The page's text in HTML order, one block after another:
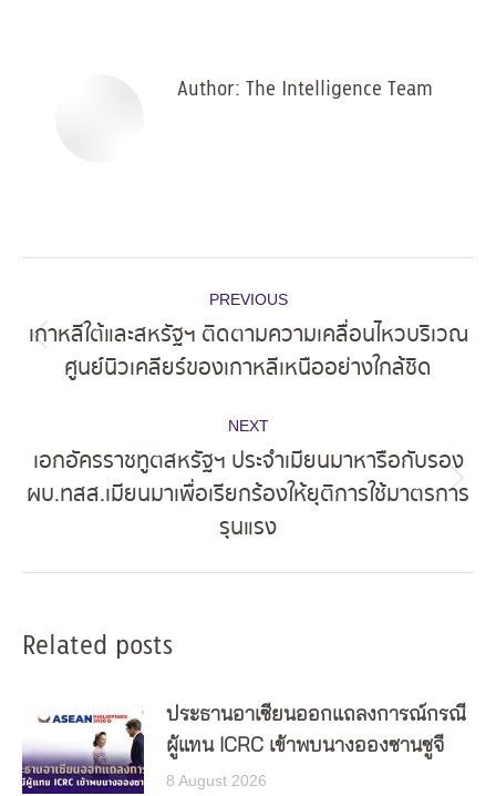
Author: The Intelligence Team
navigation
PREVIOUS
post:
เกาหลีใต้และสหรัฐฯ ติดตามความเคลื่อนไหวบริเวณ
ศูนย์นิวเคลียร์ของเกาหลีเหนืออย่างใกล้ชิด
NEXT
Next
post:
เอกอัครราชทูตสหรัฐฯ ประจำเมียนมาหารือกับรอง
ผบ.ทสส.เมียนมาเพื่อเรียกร้องให้ยุติการใช้มาตรการ
รุนแรง
Related posts
ประธานอาเซียนออกแถลงการณ์กรณี
ผู้แทน ICRC เข้าพบนางอองซานซูจี
8 August 2026